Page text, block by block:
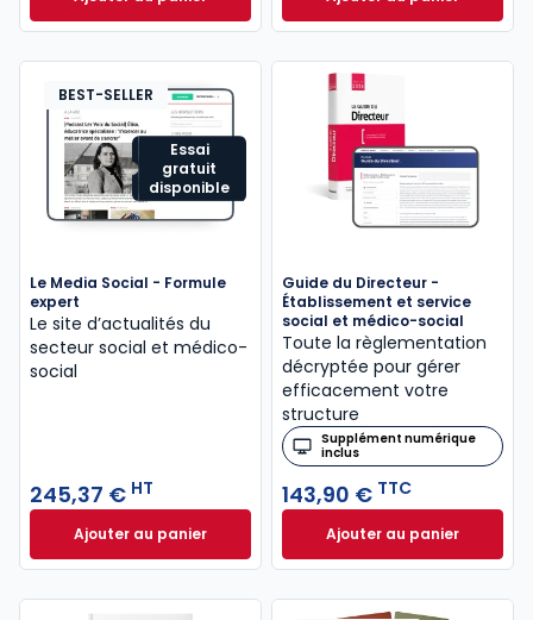
Essai
gratuit
disponible
BEST-SELLER
Le Media Social - Formule
expert
Le site d’actualités du
secteur social et médico-
social
245,37 € HT
Ajouter au panierLe Media Social - Formule expert à 245,37 € HT
Guide du Directeur -
Établissement et service
social et médico-social
Toute la règlementation
décryptée pour gérer
efficacement votre
structure
Supplément numérique
inclus
143,90 € TTC
Ajouter au panier
Guide du